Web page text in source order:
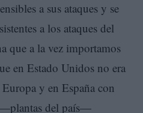
a sus ataques y se
a los ataques del
que a la vez importamos
en Estado Unidos no era
y en España con
del país—